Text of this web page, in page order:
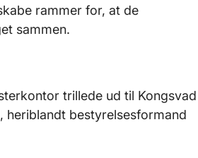
rammer for, at de
sammen.
trillede ud til Kongsvad
bestyrelsesformand